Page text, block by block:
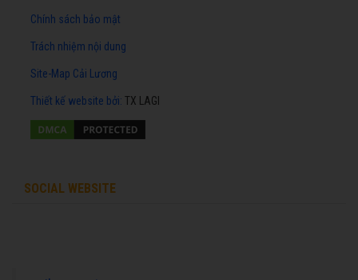
Chính sách bảo mật
Trách nhiệm nội dung
Site-Map Cải Lương
Thiết kế website bởi: TX LAGI
SOCIAL WEBSITE